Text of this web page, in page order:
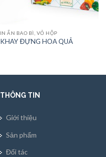
IN ẤN BAO BÌ, VỎ HỘP
KHAY ĐỰNG HOA QUẢ
THÔNG TIN
Giới thiệu
Sản phẩm
Đối tác